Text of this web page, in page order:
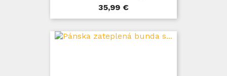
Cena
35,99 €